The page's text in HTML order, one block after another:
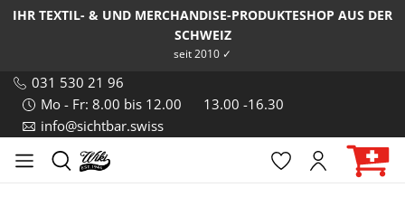
IHR TEXTIL- & UND MERCHANDISE-PRODUKTESHOP AUS DER
SCHWEIZ
seit 2010 ✓
031 530 21 96
Mo - Fr: 8.00 bis 12.00
13.00 -16.30
info@sichtbar.swiss